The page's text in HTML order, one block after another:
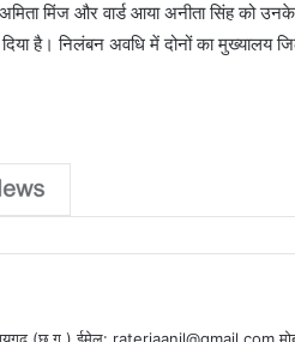
मिंज और वार्ड आया अनीता सिंह को
है। निलंबन अवधि में दोनों का मुख्यालय